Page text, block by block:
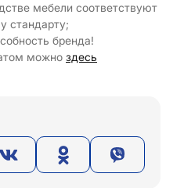
мебели соответствуют
стандарту;
бренда!
можно здесь